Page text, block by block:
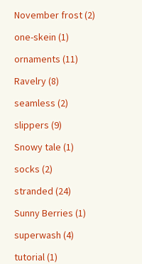
November frost (2)
one-skein (1)
ornaments (11)
Ravelry (8)
seamless (2)
slippers (9)
Snowy tale (1)
socks (2)
stranded (24)
Sunny Berries (1)
superwash (4)
tutorial (1)